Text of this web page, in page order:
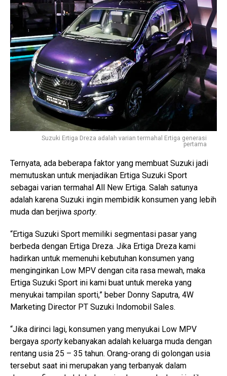
Suzuki Ertiga Dreza adalah varian termahal Ertiga generasi
pertama
Ternyata, ada beberapa faktor yang membuat Suzuki jadi
memutuskan untuk menjadikan Ertiga Suzuki Sport
sebagai varian termahal All New Ertiga. Salah satunya
adalah karena Suzuki ingin membidik konsumen yang lebih
muda dan berjiwa sporty.
“Ertiga Suzuki Sport memiliki segmentasi pasar yang
berbeda dengan Ertiga Dreza. Jika Ertiga Dreza kami
hadirkan untuk memenuhi kebutuhan konsumen yang
menginginkan Low MPV dengan cita rasa mewah, maka
Ertiga Suzuki Sport ini kami buat untuk mereka yang
menyukai tampilan sporti,” beber Donny Saputra, 4W
Marketing Director PT Suzuki Indomobil Sales.
“Jika dirinci lagi, konsumen yang menyukai Low MPV
bergaya sportykebanyakan adalah keluarga muda dengan
rentang usia 25 – 35 tahun. Orang-orang di golongan usia
tersebut saat ini merupakan yang terbanyak dalam